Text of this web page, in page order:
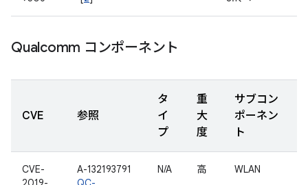
Qualcomm コンポーネント
CVE 参照
タ
イ
プ
重
大
度
サブコン
ポーネン
ト
CVE-
A-132193791
N/A 高 WLAN